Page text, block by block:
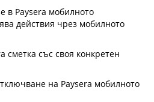
в Paysera мобилното
действия чрез мобилното
сметка със своя конкретен
на Paysera мобилното